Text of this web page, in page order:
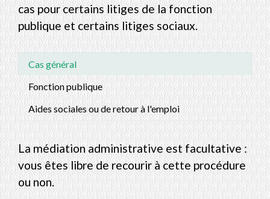
cas pour certains litiges de la fonction
publique et certains litiges sociaux.
Cas général
Fonction publique
Aides sociales ou de retour à l'emploi
La médiation administrative est facultative :
vous êtes libre de recourir à cette procédure
ou non.